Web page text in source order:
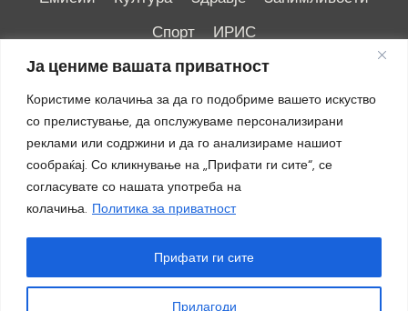
Ја цениме вашата приватност
Користиме колачиња за да го подобриме вашето искуство
со прелистување, да опслужуваме персонализирани
реклами или содржини и да го анализираме нашиот
сообраќај. Со кликнување на „Прифати ги сите“, се
согласувате со нашата употреба на
колачиња. Политика за приватност
Прилагоди
Прифати ги сите
Спорт
ИРИС
Импресум|Маркетинг